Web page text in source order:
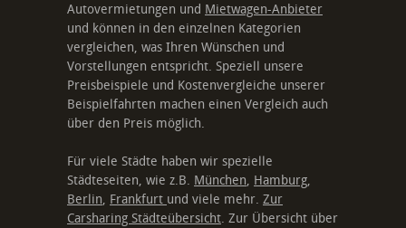
Autovermietungen und Mietwagen-Anbieter
und können in den einzelnen Kategorien
vergleichen, was Ihren Wünschen und
Vorstellungen entspricht. Speziell unsere
Preisbeispiele und Kostenvergleiche unserer
Beispielfahrten machen einen Vergleich auch
über den Preis möglich.
Für viele Städte haben wir spezielle
Städteseiten, wie z.B. München, Hamburg,
Berlin, Frankfurt und viele mehr. Zur
Carsharing Städteübersicht. Zur Übersicht über